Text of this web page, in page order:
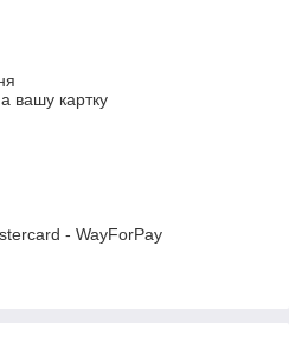
вашу картку
- WayForPay